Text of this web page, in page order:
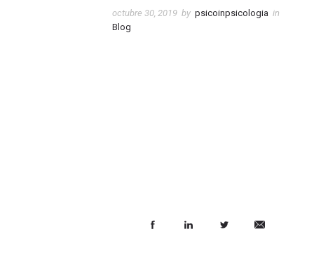
octubre 30, 2019 by psicoinpsicologia in
Blog